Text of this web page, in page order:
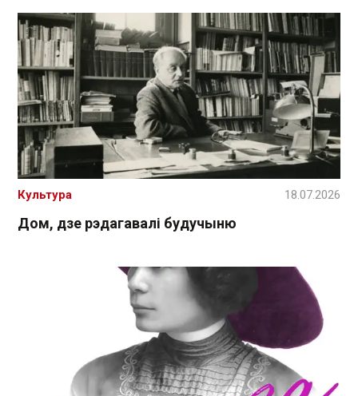
Дом, дзе рэдагавалі будучыню
Культура 18.07.2026